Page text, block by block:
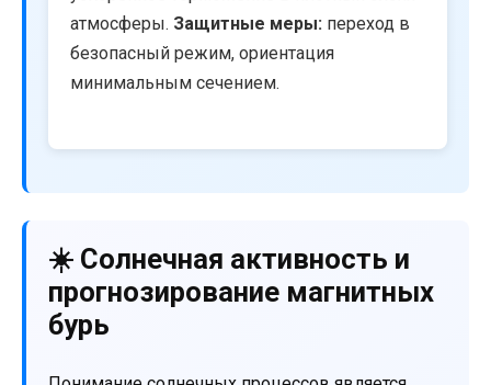
атмосферы. Защитные меры: переход в
безопасный режим, ориентация
минимальным сечением.
☀️ Солнечная активность и
прогнозирование магнитных
бурь